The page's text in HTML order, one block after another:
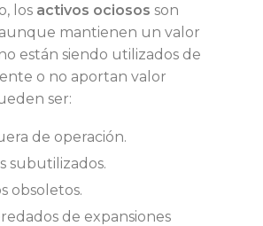
los activos ociosos son
mantienen un valor
están siendo utilizados de
o no aportan valor
ser:
de operación.
subutilizados.
obsoletos.
de expansiones